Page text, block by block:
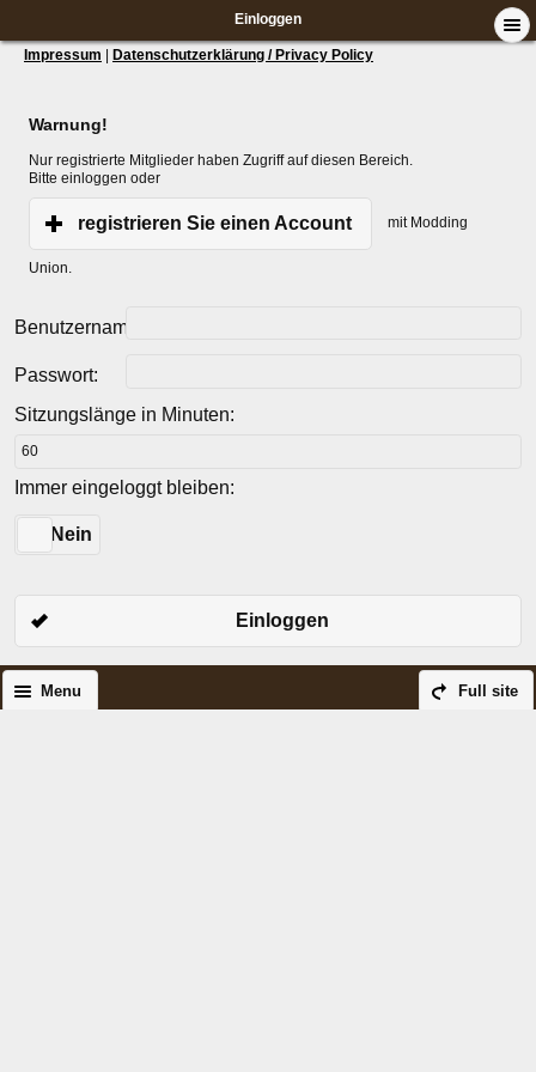
Einloggen
Impressum Datenschutzerklärung / Privacy Policy
Warnung!
Nur registrierte Mitglieder haben Zugriff auf diesen Bereich.
Bitte einloggen oder
registrieren Sie einen Account mit Modding
Union.
Benutzername:
Passwort:
Sitzungslänge in Minuten:
Immer eingeloggt bleiben:
Nein
Einloggen
Full site
Menu